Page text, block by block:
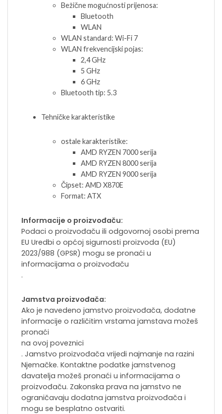
Bežične mogućnosti prijenosa:
Bluetooth
WLAN
WLAN standard: Wi-Fi 7
WLAN frekvencijski pojas:
2,4 GHz
5 GHz
6 GHz
Bluetooth tip: 5.3
Tehničke karakteristike
ostale karakteristike:
AMD RYZEN 7000 serija
AMD RYZEN 8000 serija
AMD RYZEN 9000 serija
Čipset: AMD X870E
Format: ATX
Informacije o proizvođaču:
Podaci o proizvođaču ili odgovornoj osobi prema
EU Uredbi o općoj sigurnosti proizvoda (EU)
2023/988 (GPSR) mogu se pronaći u
informacijama o proizvođaču
.
Jamstva proizvođača:
Ako je navedeno jamstvo proizvođača, dodatne
informacije o različitim vrstama jamstava možeš
pronaći
na ovoj poveznici
. Jamstvo proizvođača vrijedi najmanje na razini
Njemačke. Kontaktne podatke jamstvenog
davatelja možeš pronaći u informacijama o
proizvođaču. Zakonska prava na jamstvo ne
ograničavaju dodatna jamstva proizvođača i
mogu se besplatno ostvariti.